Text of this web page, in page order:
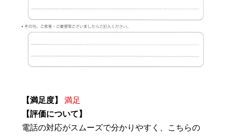
【満足度】
満足
【評価について】
電話の対応がスムーズで分かりやすく、こちらの